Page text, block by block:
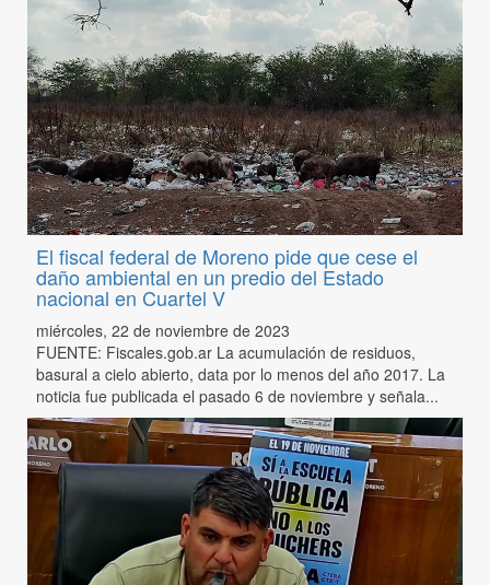
El fiscal federal de Moreno pide que cese el
daño ambiental en un predio del Estado
nacional en Cuartel V
miércoles, 22 de noviembre de 2023
FUENTE: Fiscales.gob.ar La acumulación de residuos,
basural a cielo abierto, data por lo menos del año 2017. La
noticia fue publicada el pasado 6 de noviembre y señala...